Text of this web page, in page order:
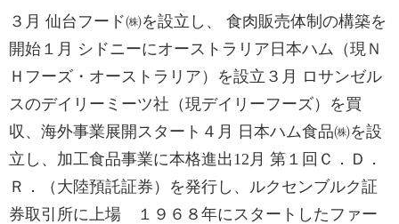
３月 仙台フード㈱を設立し、 食肉販売体制の構築を
開始１月 シドニーにオーストラリア日本ハム（現Ｎ
Ｈフーズ・オーストラリア）を設立３月 ロサンゼル
スのデイリーミーツ社（現デイリーフーズ）を買
収、海外事業展開スタート４月 日本ハム食品㈱を設
立し、加工食品事業に本格進出12月 第１回Ｃ．Ｄ．
Ｒ．（大陸預託証券）を発行し、ルクセンブルク証
券取引所に上場 １９６８年にスタートしたファー